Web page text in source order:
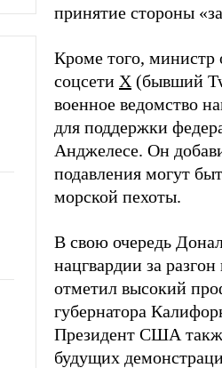
принятие стороны
Кроме того, министр
соцсети Х (бывший
военное ведомство
для поддержки
Анджелесе. Он
подавления могут
морской пехоты.
В свою очередь
нацгвардии за
отметил высокий
губернатора
Президент США
будущих